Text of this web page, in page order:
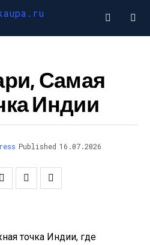
Самая
Индии
Published 16.07.2026
точка Индии, где